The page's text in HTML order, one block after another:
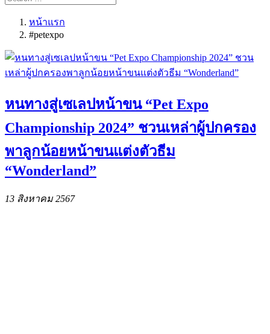
หน้าแรก
#petexpo
หนทางสู่เซเลปหน้าขน “Pet Expo
Championship 2024” ชวนเหล่าผู้ปกครอง
พาลูกน้อยหน้าขนแต่งตัวธีม
“Wonderland”
13 สิงหาคม 2567